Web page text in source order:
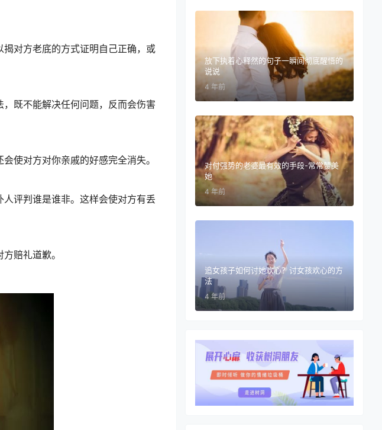
对方老底的方式证明自己正确，或
既不能解决任何问题，反而会伤害
使对方对你亲戚的好感完全消失。
评判谁是谁非。这样会使对方有丢
赔礼道歉。
放下执着心释然的句子一瞬间彻底醒悟的
说说
4 年前
对付强势的老婆最有效的手段-常常赞美
她
4 年前
追女孩子如何讨她欢心？讨女孩欢心的方
法
4 年前